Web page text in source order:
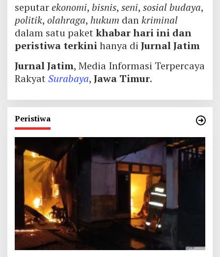
seputarekonomi, bisnis, seni, sosial budaya,
politik, olahraga, hukum dankriminal
dalam satu paketkhabar hari ini dan
peristiwa terkinihanya di Jurnal Jatim
Jurnal Jatim, Media Informasi Terpercaya
RakyatSurabaya, Jawa Timur.
Peristiwa